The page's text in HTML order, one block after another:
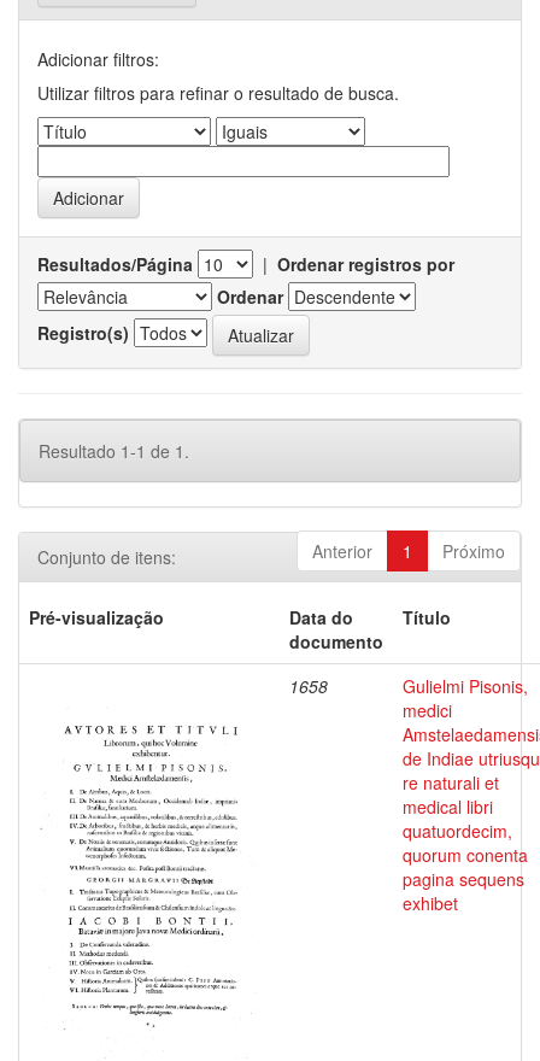
Adicionar filtros:
Utilizar filtros para refinar o resultado de busca.
Resultados/Página | Ordenar registros por
Ordenar
Registro(s)
Resultado 1-1 de 1.
Anterior 1 Próximo
Conjunto de itens:
Pré-visualização
Data do
documento
Título
1658
Gulielmi Pisonis,
medici
de Indiae
re naturali et
medical libri
quatuordecim,
quorum conenta
pagina sequens
exhibet